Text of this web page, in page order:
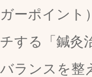
ーポイント
する「鍼灸
ランスを整